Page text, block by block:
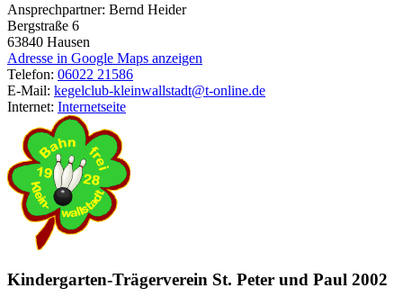
Ansprechpartner: Bernd Heider
Bergstraße 6
63840 Hausen
Adresse in Google Maps anzeigen
Telefon: 06022 21586
E-Mail: kegelclub-kleinwallstadt@t-online.de
Internet: Internetseite
Kindergarten-Trägerverein St. Peter und Paul 2002